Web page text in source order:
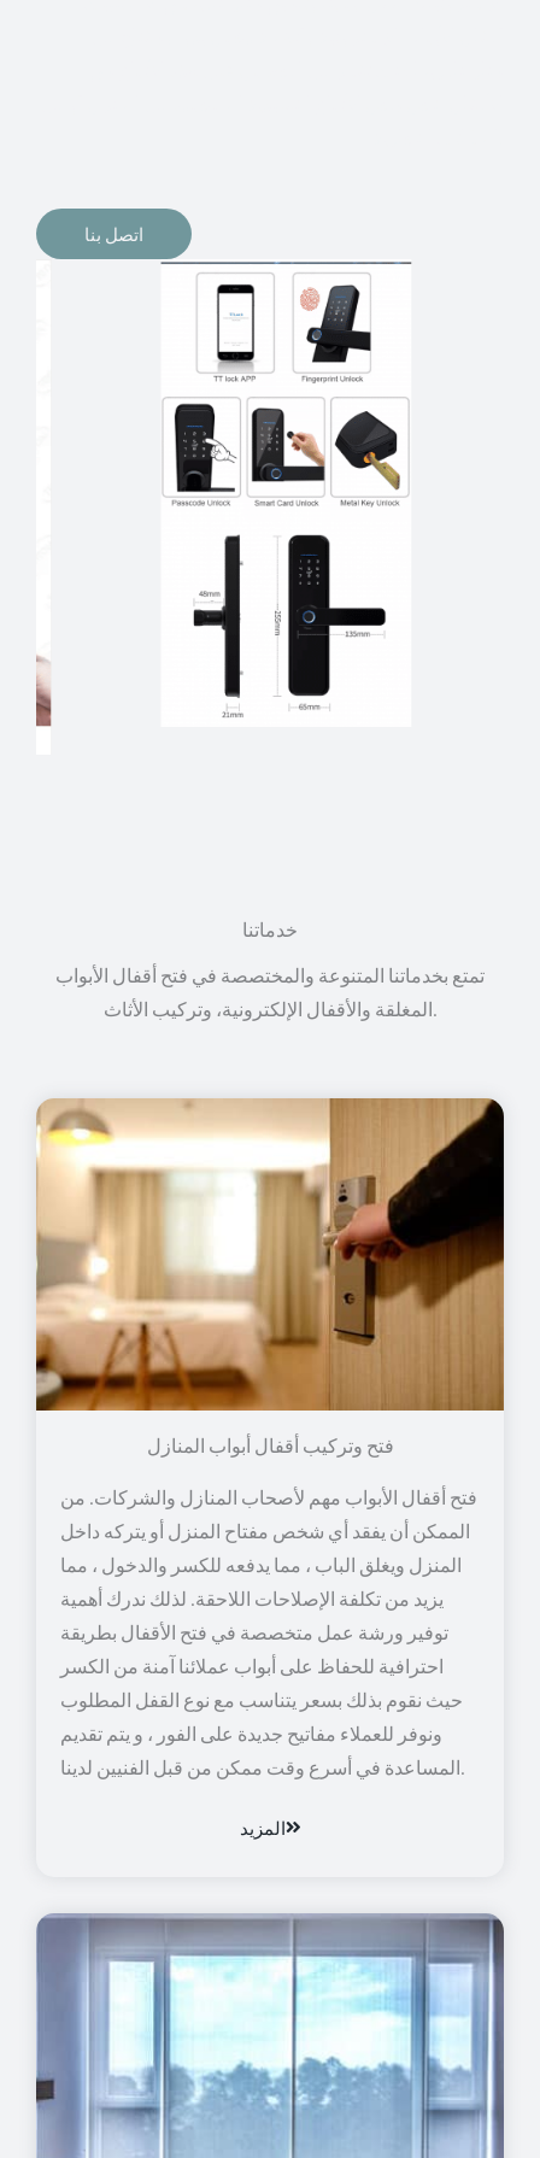
اتصل بنا
خدماتنا
تمتع بخدماتنا المتنوعة والمختصصة في فتح أقفال الأبواب
فتح وتركيب أقفال أبواب المنازل
فتح أقفال الأبواب مهم لأصحاب المنازل والشركات. من
الممكن أن يفقد أي شخص مفتاح المنزل أو يتركه داخل
المنزل ويغلق الباب ، مما يدفعه للكسر والدخول ، مما
يزيد من تكلفة الإصلاحات اللاحقة. لذلك ندرك أهمية
توفير ورشة عمل متخصصة في فتح الأقفال بطريقة
احترافية للحفاظ على أبواب عملائنا آمنة من الكسر
حيث نقوم بذلك بسعر يتناسب مع نوع القفل المطلوب
ونوفر للعملاء مفاتيح جديدة على الفور ، و يتم تقديم
المساعدة في أسرع وقت ممكن من قبل الفنيين لدينا.
المزيد